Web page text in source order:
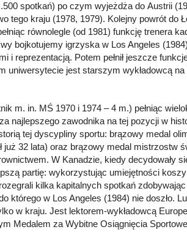
spotkań) po czym wyjeżdża do Austrii
tego kraju (1978, 1979). Kolejny powrót do
równolegle (od 1981) funkcję trenera
bojkotujemy igrzyska w Los Angeles
i reprezentacją. Potem pełnił jeszcze
uniwersytecie jest starszym wykładowcą
m. in. MŚ 1970 i 1974 – 4 m.) pełniąc
najlepszego zawodnika na tej pozycji w
tej dyscypliny sportu: brązowy medal
już 32 lata) oraz brązowy medal mistrzostw
W Kanadzie, kiedy decydowały
partię: wykorzystując umiejętności
kilka kapitalnych spotkań
w Los Angeles (1984) nie doszło.
w kraju. Jest lektorem-wykładowcą
Medalem za Wybitne Osiągnięcia